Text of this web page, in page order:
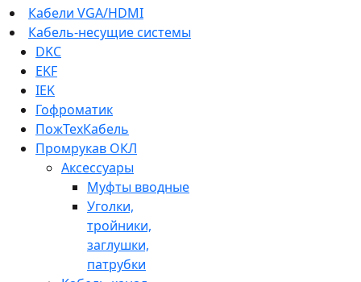
Кабели VGA/HDMI
Кабель-несущие системы
DKC
EKF
IEK
Гофроматик
ПожТехКабель
Промрукав ОКЛ
Аксессуары
Муфты вводные
Уголки,
тройники,
заглушки,
патрубки